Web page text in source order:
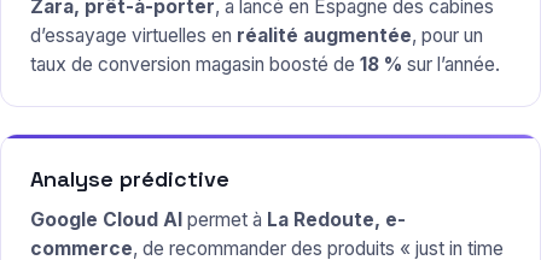
Zara, prêt-à-porter, a lancé en Espagne des cabines
d’essayage virtuelles en réalité augmentée, pour un
taux de conversion magasin boosté de 18 % sur l’année.
Analyse prédictive
Google Cloud AI permet à La Redoute, e-
commerce, de recommander des produits « just in time